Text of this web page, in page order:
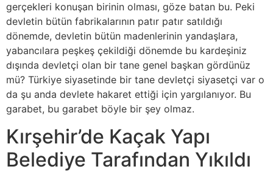
gerçekleri konuşan birinin olması, göze batan bu. Peki
devletin bütün fabrikalarının patır patır satıldığı
dönemde, devletin bütün madenlerinin yandaşlara,
yabancılara peşkeş çekildiği dönemde bu kardeşiniz
dışında devletçi olan bir tane genel başkan gördünüz
mü? Türkiye siyasetinde bir tane devletçi siyasetçi var o
da şu anda devlete hakaret ettiği için yargılanıyor. Bu
garabet, bu garabet böyle bir şey olmaz.
Kırşehir’de Kaçak Yapı
Belediye Tarafından Yıkıldı